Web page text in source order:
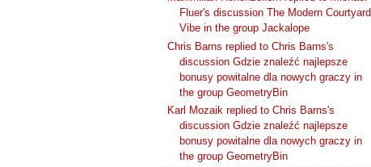
Fluer's discussion The Modern Courtyard
Vibe in the group Jackalope
Chris Barns replied to Chris Barns's
discussion Gdzie znaleźć najlepsze
bonusy powitalne dla nowych graczy in
the group GeometryBin
Karl Mozaik replied to Chris Barns's
discussion Gdzie znaleźć najlepsze
bonusy powitalne dla nowych graczy in
the group GeometryBin